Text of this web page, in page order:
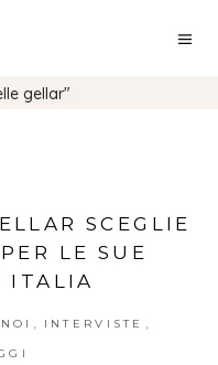
gellar"
SCEGLIE
LE SUE
ITALIA
, INTERVISTE ,